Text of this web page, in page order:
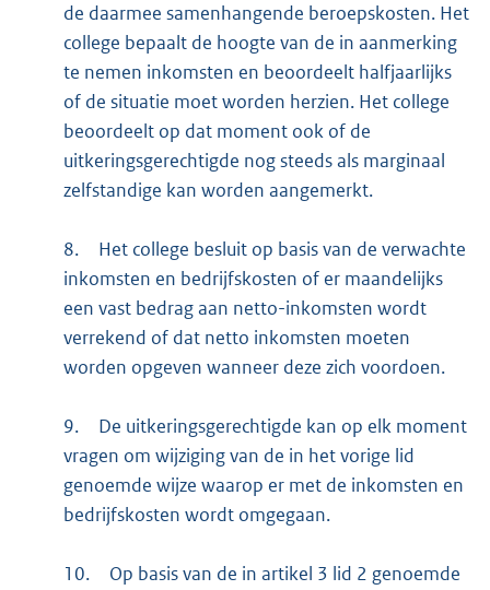
de daarmee samenhangende beroepskosten. Het
college bepaalt de hoogte van de in aanmerking
te nemen inkomsten en beoordeelt halfjaarlijks
of de situatie moet worden herzien. Het college
beoordeelt op dat moment ook of de
uitkeringsgerechtigde nog steeds als marginaal
zelfstandige kan worden aangemerkt.
8.
Het college besluit op basis van de verwachte
inkomsten en bedrijfskosten of er maandelijks
een vast bedrag aan netto-inkomsten wordt
verrekend of dat netto inkomsten moeten
worden opgeven wanneer deze zich voordoen.
9.
De uitkeringsgerechtigde kan op elk moment
vragen om wijziging van de in het vorige lid
genoemde wijze waarop er met de inkomsten en
bedrijfskosten wordt omgegaan.
10.
Op basis van de in artikel 3 lid 2 genoemde